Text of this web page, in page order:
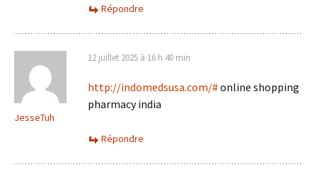
Répondre
JesseTuh
12 juillet 2025 à 16 h 40 min
http://indomedsusa.com/#online shopping
pharmacy india
Répondre